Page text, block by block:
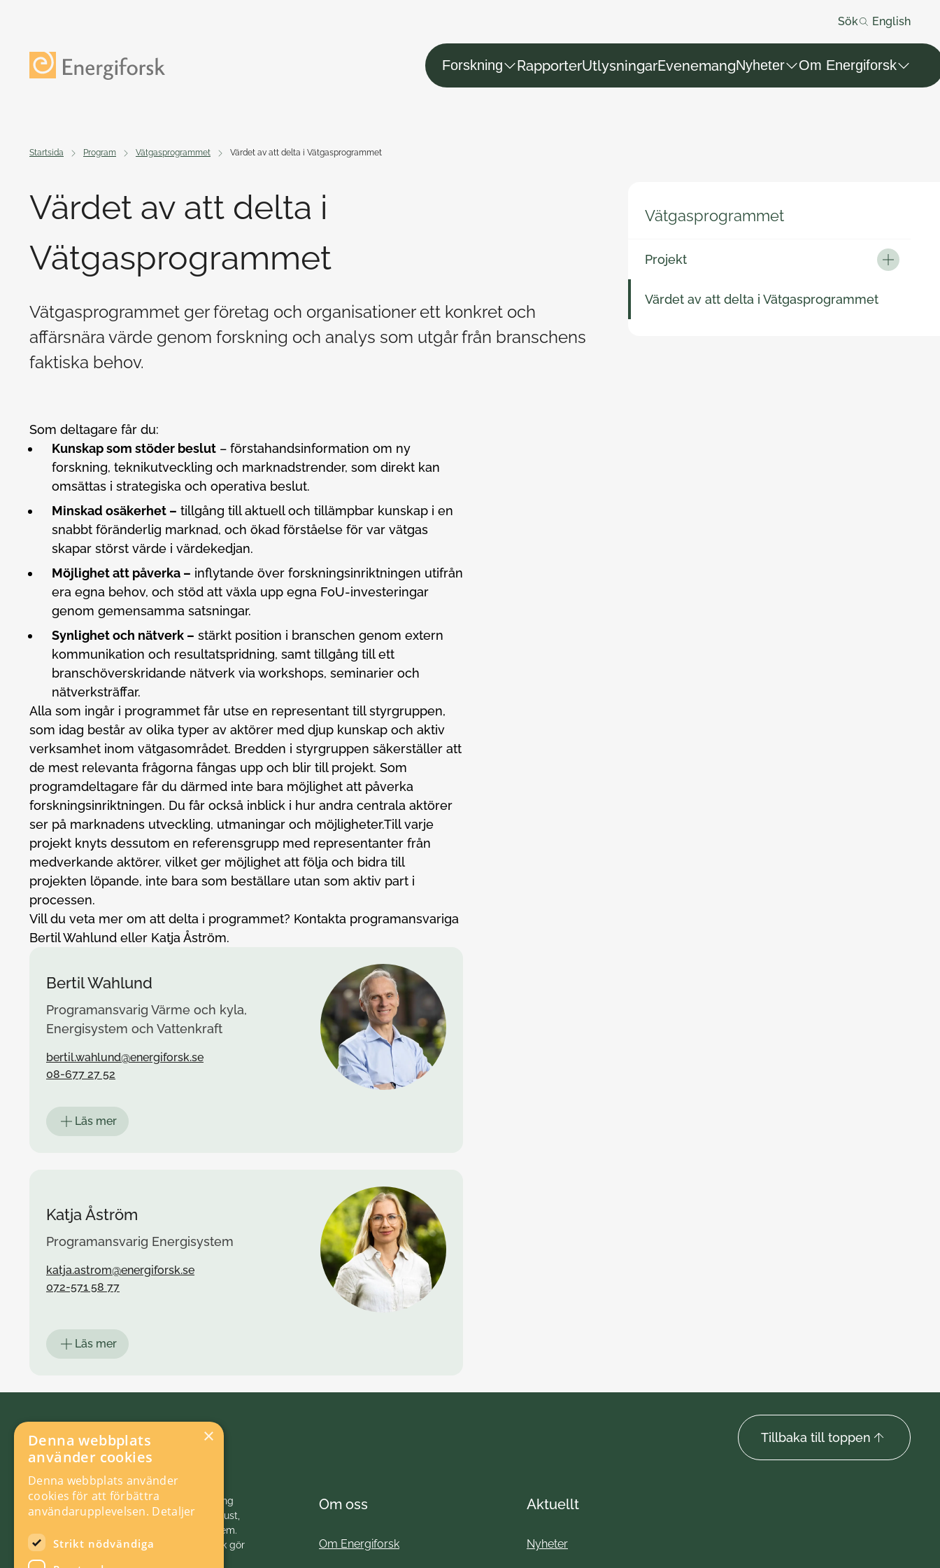
Sök English
Forskning RapporterUtlysningarEvenemangNyheter Om Energiforsk
Startsida Program Vätgasprogrammet Värdet av att delta i Vätgasprogrammet
Värdet av att delta i
Vätgasprogrammet
Vätgasprogrammet ger företag och organisationer ett konkret och
affärsnära värde genom forskning och analys som utgår från branschens
faktiska behov.
Vätgasprogrammet
Projekt
Öppna meny
Värdet av att delta i Vätgasprogrammet
Som deltagare får du:
Kunskap som stöder beslut – förstahandsinformation om ny
forskning, teknikutveckling och marknadstrender, som direkt kan
omsättas i strategiska och operativa beslut.
Minskad osäkerhet – tillgång till aktuell och tillämpbar kunskap i en
snabbt föränderlig marknad, och ökad förståelse för var vätgas
skapar störst värde i värdekedjan.
Möjlighet att påverka – inflytande över forskningsinriktningen utifrån
era egna behov, och stöd att växla upp egna FoU-investeringar
genom gemensamma satsningar.
Synlighet och nätverk – stärkt position i branschen genom extern
kommunikation och resultatspridning, samt tillgång till ett
branschöverskridande nätverk via workshops, seminarier och
nätverksträffar.
Alla som ingår i programmet får utse en representant till styrgruppen,
som idag består av olika typer av aktörer med djup kunskap och aktiv
verksamhet inom vätgasområdet. Bredden i styrgruppen säkerställer att
de mest relevanta frågorna fångas upp och blir till projekt. Som
programdeltagare får du därmed inte bara möjlighet att påverka
forskningsinriktningen. Du får också inblick i hur andra centrala aktörer
ser på marknadens utveckling, utmaningar och möjligheter.Till varje
projekt knyts dessutom en referensgrupp med representanter från
medverkande aktörer, vilket ger möjlighet att följa och bidra till
projekten löpande, inte bara som beställare utan som aktiv part i
processen.
Vill du veta mer om att delta i programmet? Kontakta programansvariga
Bertil Wahlund eller Katja Åström.
Bertil Wahlund
Programansvarig Värme och kyla,
Energisystem och Vattenkraft
bertil.wahlund@energiforsk.se
08-677 27 52
Läs mer
Vätgasens roll i energi- och klimatomställningen
Katja Åström
Programansvarig Energisystem
katja.astrom@energiforsk.se
072-571 58 77
Läs mer
Tillbaka till toppen
Vi initierar, samordnar och bedriver forskning
och analys inom energiområdet för ett robust,
hållbart och konkurrenskraftigt energisystem.
Energiforsk är politiskt neutralt. Energiforsk gör
energivärlden klokare!
Om oss
Om Energiforsk
Aktuellt
Nyheter
×
Denna webbplats
använder cookies
Denna webbplats använder
cookies för att förbättra
användarupplevelsen. Detaljer
Strikt nödvändiga